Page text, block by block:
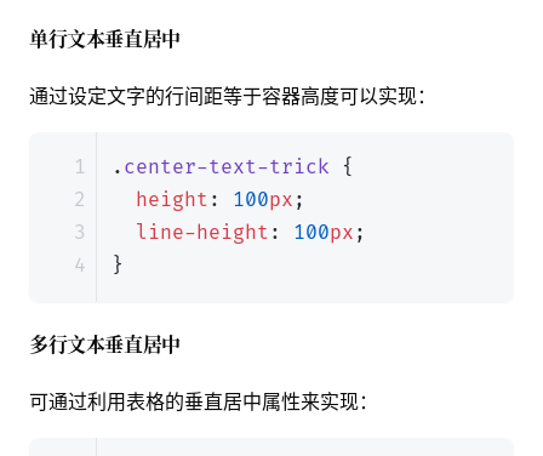
单行文本垂直居中
通过设定文字的行间距等于容器高度可以实现：
. center-text-trick
{
height : 100px ;
line-height : 100px ;
}
多行文本垂直居中
可通过利用表格的垂直居中属性来实现：